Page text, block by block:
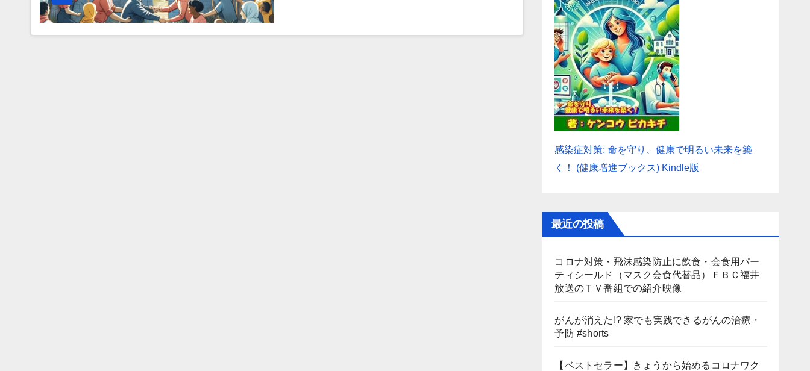
感染症対策: 命を守り、健康で明るい未来を築
く！ (健康増進ブックス) Kindle版
最近の投稿
コロナ対策・飛沫感染防止に飲食・会食用パー
ティシールド（マスク会食代替品）ＦＢＣ福井
放送のＴＶ番組での紹介映像
がんが消えた!? 家でも実践できるがんの治療・
予防 #shorts
【ベストセラー】きょうから始めるコロナワク